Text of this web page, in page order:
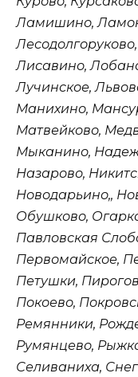
Ламишино,
Лисавино,
Лучинское,
Манихино,
Матвейково,
Мыканино,
Назарово,
Новодарьино,,
Обушково,
Павловская
Первомайское,
Петушки,
Покоево,
Ремянники,
Румянцево,
Селиваниха,